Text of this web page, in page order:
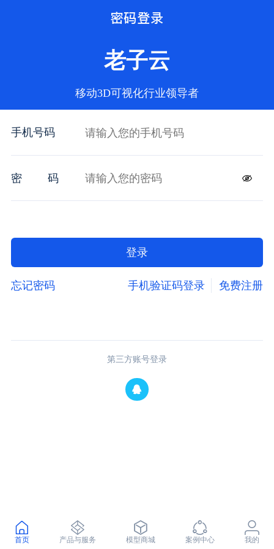
密码登录
老子云
移动3D可视化行业领导者
手机号码
密 码
登录
忘记密码 手机验证码登录 免费注册
第三方账号登录
首页 产品与服务 模型商城 案例中心 我的